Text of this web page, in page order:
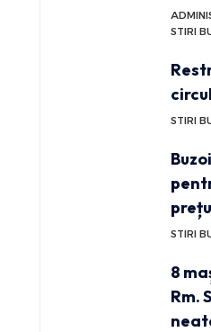
STIRI
STIRI
STIRI
8
Rm.